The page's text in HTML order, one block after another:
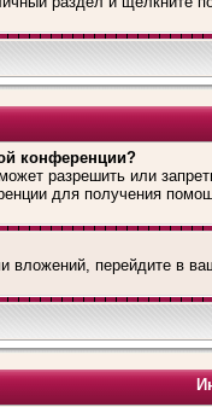
конференции?
разрешить или
для получения
вложений, перейдите в